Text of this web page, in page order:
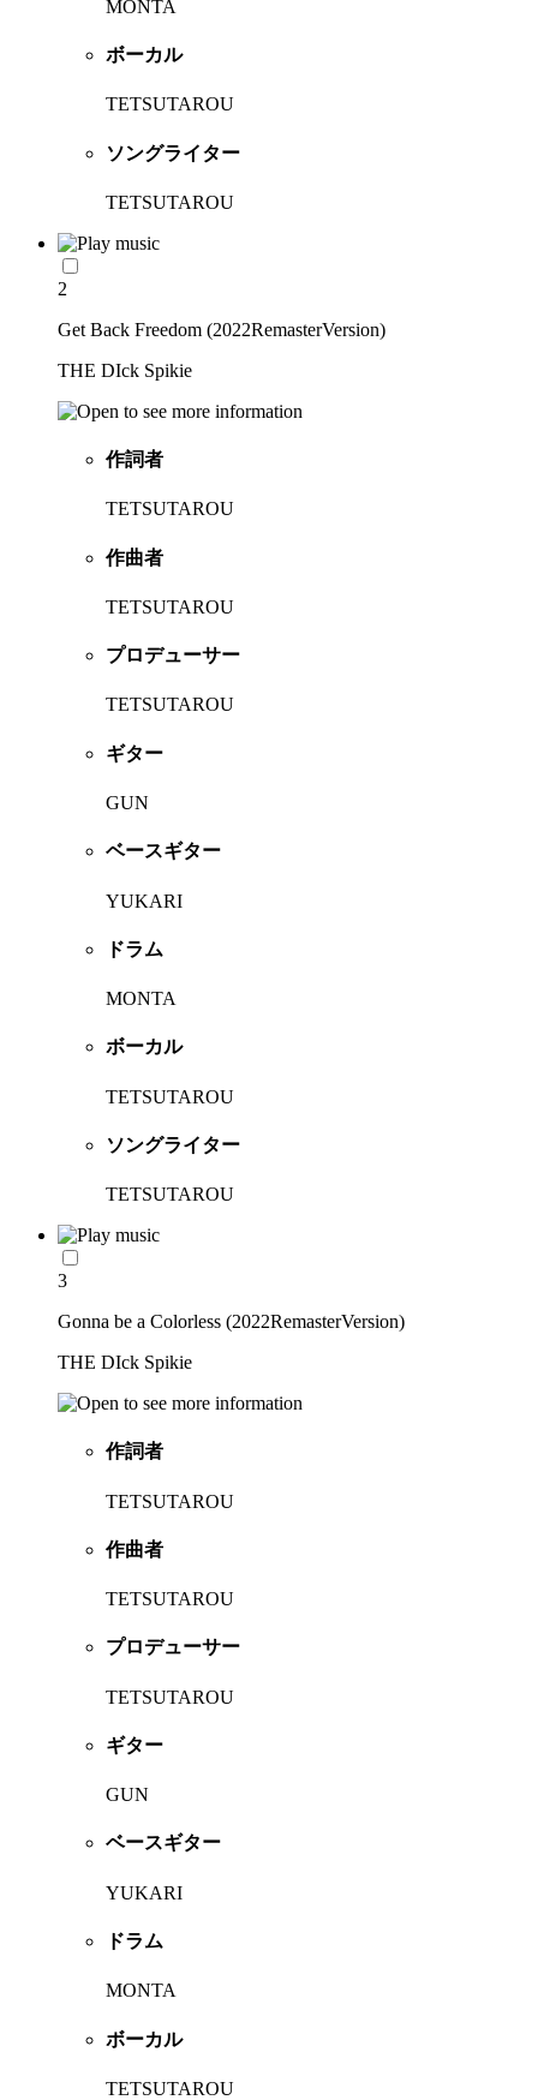
MONTA
ボーカル
TETSUTAROU
ソングライター
TETSUTAROU
2
Get Back Freedom (2022RemasterVersion)
THE DIck Spikie
作詞者
TETSUTAROU
作曲者
TETSUTAROU
プロデューサー
TETSUTAROU
ギター
GUN
ベースギター
YUKARI
ドラム
MONTA
ボーカル
TETSUTAROU
ソングライター
TETSUTAROU
3
Gonna be a Colorless (2022RemasterVersion)
THE DIck Spikie
作詞者
TETSUTAROU
作曲者
TETSUTAROU
プロデューサー
TETSUTAROU
ギター
GUN
ベースギター
YUKARI
ドラム
MONTA
ボーカル
TETSUTAROU